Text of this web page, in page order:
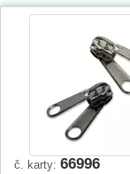
č. karty: 66996